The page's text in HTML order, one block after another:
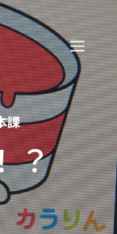
メ
ニ
ュ
ー
課
？